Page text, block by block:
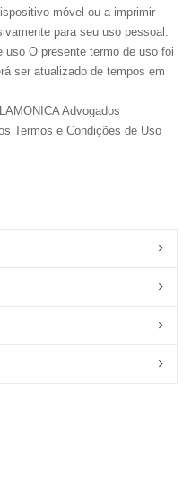
móvel ou a imprimir
para seu uso pessoal.
O presente termo de uso foi
ser atualizado de tempos em
Advogados
Termos e Condições de Uso